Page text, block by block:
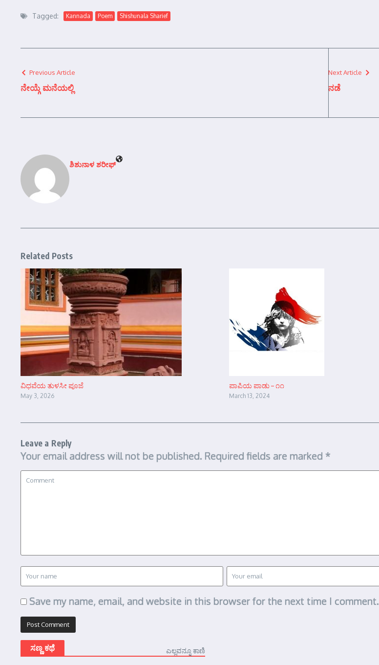
Tagged: Kannada Poem Shishunala Sharief
Previous Article
ನೇಯ್ಗೆ ಮನೆಯಲ್ಲಿ
Next Article
ನಡೆ
ಶಿಶುನಾಳ ಶರೀಫ್
Related Posts
ವಿಧವೆಯ ತುಳಸೀ ಪೂಜೆ
May 3, 2026
ಪಾಪಿಯ ಪಾಡು – ೧೧
March 13, 2024
Leave a Reply
Your email address will not be published. Required fields are marked *
Save my name, email, and website in this browser for the next time I comment.
ಸಣ್ಣ ಕಥೆ ಎಲ್ಲವನ್ನೂ ಕಾಣಿ